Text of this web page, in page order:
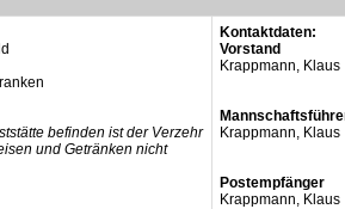
befinden ist der Verzehr
und Getränken nicht
Kontaktdaten:
Vorstand
Krappmann, Klaus
Krappmann, Klaus
Postempfänger
Krappmann, Klaus